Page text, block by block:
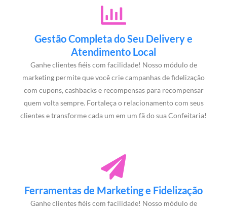
Gestão Completa do Seu Delivery e
Atendimento Local
Ganhe clientes fiéis com facilidade! Nosso módulo de
marketing permite que você crie campanhas de fidelização
com cupons, cashbacks e recompensas para recompensar
quem volta sempre. Fortaleça o relacionamento com seus
clientes e transforme cada um em um fã do sua Confeitaria!
Ferramentas de Marketing e Fidelização
Ganhe clientes fiéis com facilidade! Nosso módulo de